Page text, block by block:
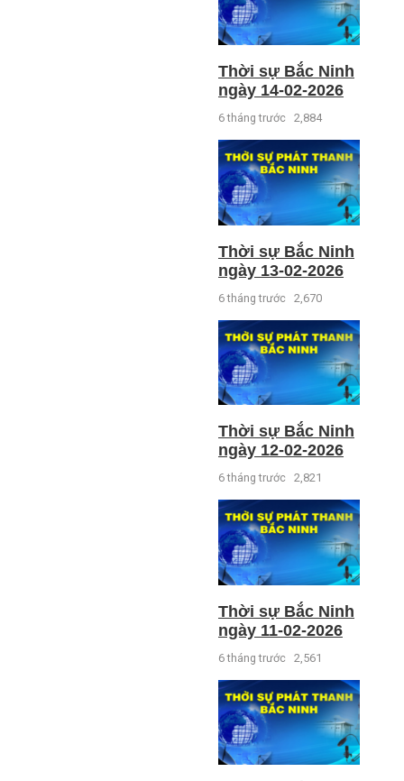
Thời sự Bắc Ninh
ngày 14-02-2026
6 tháng trước 2,884
Thời sự Bắc Ninh
ngày 13-02-2026
6 tháng trước 2,670
Thời sự Bắc Ninh
ngày 12-02-2026
6 tháng trước 2,821
Thời sự Bắc Ninh
ngày 11-02-2026
6 tháng trước 2,561